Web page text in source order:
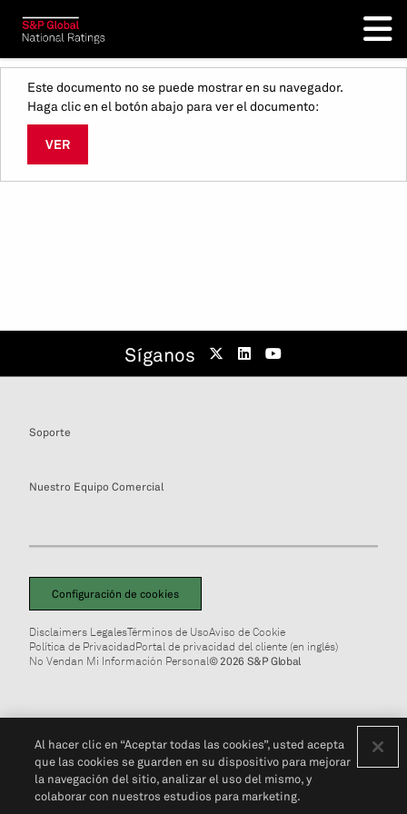
Este documento no se puede mostrar en su navegador.
Haga clic en el botón abajo para ver el documento:
VER
Síganos
Soporte
Nuestro Equipo Comercial
Configuración de cookies
Disclaimers LegalesTérminos de UsoAviso de Cookie
Política de PrivacidadPortal de privacidad del cliente (en inglés)
No Vendan Mi Información Personal© 2026 S&P Global
Al hacer clic en “Aceptar todas las cookies”, usted acepta
que las cookies se guarden en su dispositivo para mejorar
la navegación del sitio, analizar el uso del mismo, y
colaborar con nuestros estudios para marketing.